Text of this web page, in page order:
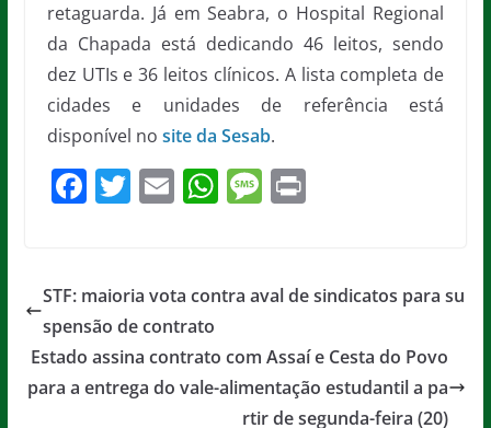
retaguarda. Já em Seabra, o Hospital Regional
da Chapada está dedicando 46 leitos, sendo
dez UTIs e 36 leitos clínicos. A lista completa de
cidades e unidades de referência está
disponível no site da Sesab.
F
e
b
o
o
T
er
E
l
W
s
p
p
M
a
e
Pr
STF: maioria vota contra aval de sindicatos para su
spensão de contrato
Estado assina contrato com Assaí e Cesta do Povo
para a entrega do vale-alimentação estudantil a pa
rtir de segunda-feira (20)